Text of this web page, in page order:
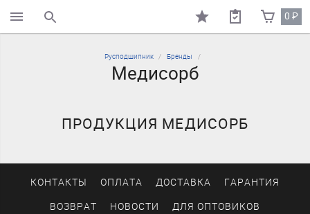
поиск по каталогу 0₽
Русподшипник Бренды
Медисорб
ПРОДУКЦИЯ МЕДИСОРБ
КОНТАКТЫ ОПЛАТА ДОСТАВКА ГАРАНТИЯ
ВОЗВРАТ НОВОСТИ ДЛЯ ОПТОВИКОВ